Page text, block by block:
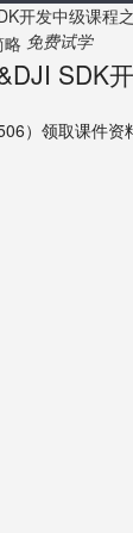
开发中级课程
免费试学
SDK
）领取课件资